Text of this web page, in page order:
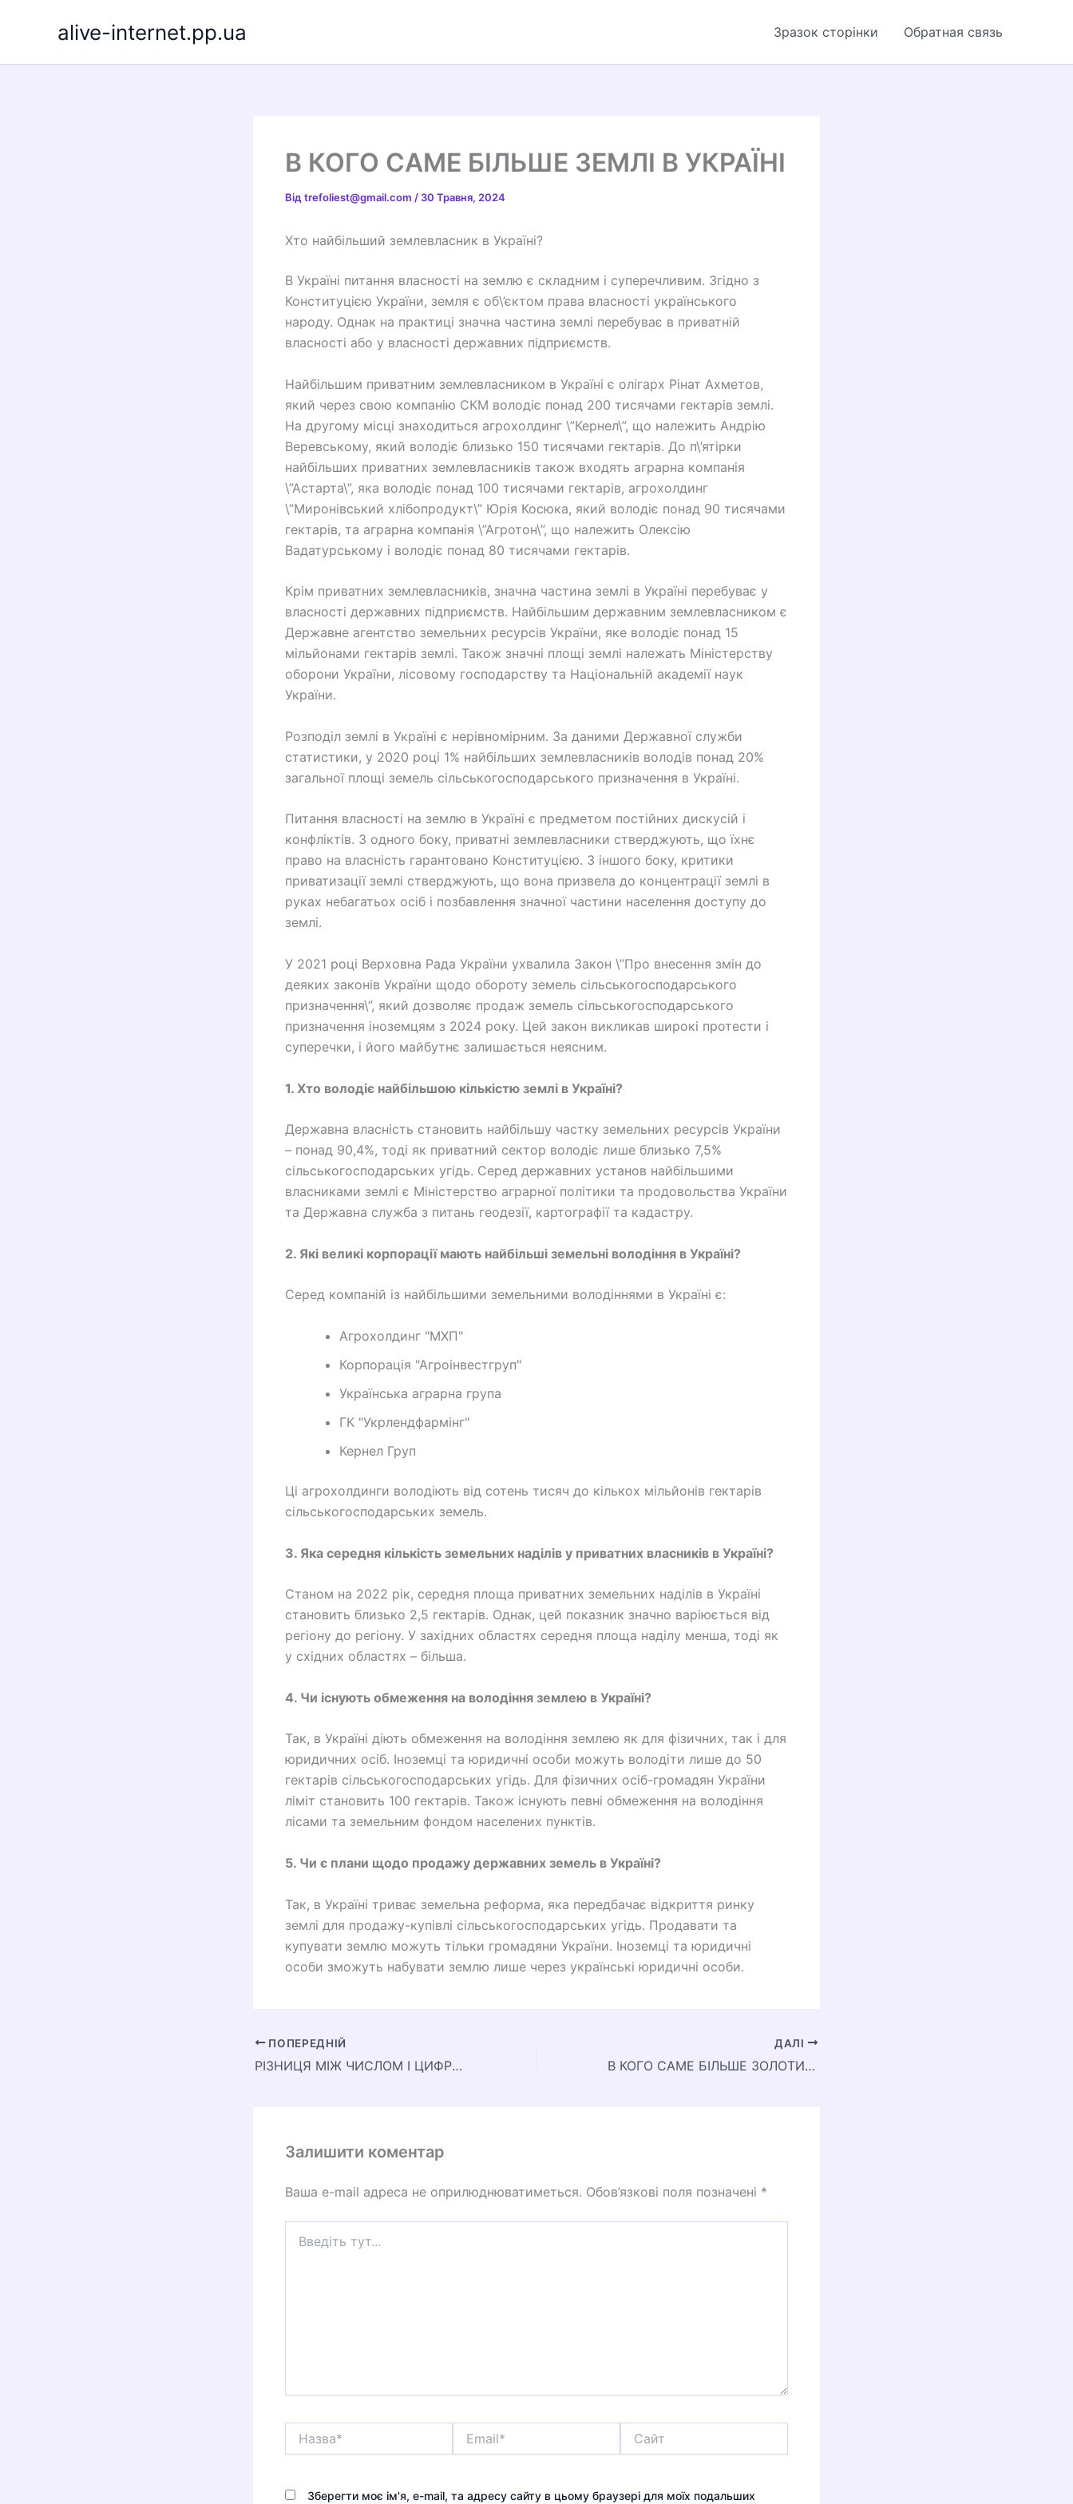
alive-internet.pp.ua Зразок сторінки Обратная связь
В КОГО САМЕ БІЛЬШЕ ЗЕМЛІ В УКРАЇНІ
Від trefoliest@gmail.com / 30 Травня, 2024
Хто найбільший землевласник в Україні?
В Україні питання власності на землю є складним і суперечливим. Згідно з
Конституцією України, земля є об\’єктом права власності українського
народу. Однак на практиці значна частина землі перебуває в приватній
власності або у власності державних підприємств.
Найбільшим приватним землевласником в Україні є олігарх Рінат Ахметов,
який через свою компанію СКМ володіє понад 200 тисячами гектарів землі.
На другому місці знаходиться агрохолдинг \”Кернел\”, що належить Андрію
Веревському, який володіє близько 150 тисячами гектарів. До п\’ятірки
найбільших приватних землевласників також входять аграрна компанія
\”Астарта\”, яка володіє понад 100 тисячами гектарів, агрохолдинг
\”Миронівський хлібопродукт\” Юрія Косюка, який володіє понад 90 тисячами
гектарів, та аграрна компанія \”Агротон\”, що належить Олексію
Вадатурському і володіє понад 80 тисячами гектарів.
Крім приватних землевласників, значна частина землі в Україні перебуває у
власності державних підприємств. Найбільшим державним землевласником є
​​Державне агентство земельних ресурсів України, яке володіє понад 15
мільйонами гектарів землі. Також значні площі землі належать Міністерству
оборони України, лісовому господарству та Національній академії наук
України.
Розподіл землі в Україні є нерівномірним. За даними Державної служби
статистики, у 2020 році 1% найбільших землевласників володів понад 20%
загальної площі земель сільськогосподарського призначення в Україні.
Питання власності на землю в Україні є предметом постійних дискусій і
конфліктів. З одного боку, приватні землевласники стверджують, що їхнє
право на власність гарантовано Конституцією. З іншого боку, критики
приватизації землі стверджують, що вона призвела до концентрації землі в
руках небагатьох осіб і позбавлення значної частини населення доступу до
землі.
У 2021 році Верховна Рада України ухвалила Закон \”Про внесення змін до
деяких законів України щодо обороту земель сільськогосподарського
призначення\”, який дозволяє продаж земель сільськогосподарського
призначення іноземцям з 2024 року. Цей закон викликав широкі протести і
суперечки, і його майбутнє залишається неясним.
1. Хто володіє найбільшою кількістю землі в Україні?
Державна власність становить найбільшу частку земельних ресурсів України
– понад 90,4%, тоді як приватний сектор володіє лише близько 7,5%
сільськогосподарських угідь. Серед державних установ найбільшими
власниками землі є Міністерство аграрної політики та продовольства України
та Державна служба з питань геодезії, картографії та кадастру.
2. Які великі корпорації мають найбільші земельні володіння в Україні?
Серед компаній із найбільшими земельними володіннями в Україні є:
Агрохолдинг "МХП"
Корпорація "Агроінвестгруп"
Українська аграрна група
ГК "Укрлендфармінг"
Кернел Груп
Ці агрохолдинги володіють від сотень тисяч до кількох мільйонів гектарів
сільськогосподарських земель.
3. Яка середня кількість земельних наділів у приватних власників в Україні?
Станом на 2022 рік, середня площа приватних земельних наділів в Україні
становить близько 2,5 гектарів. Однак, цей показник значно варіюється від
регіону до регіону. У західних областях середня площа наділу менша, тоді як
у східних областях – більша.
4. Чи існують обмеження на володіння землею в Україні?
Так, в Україні діють обмеження на володіння землею як для фізичних, так і для
юридичних осіб. Іноземці та юридичні особи можуть володіти лише до 50
гектарів сільськогосподарських угідь. Для фізичних осіб-громадян України
ліміт становить 100 гектарів. Також існують певні обмеження на володіння
лісами та земельним фондом населених пунктів.
5. Чи є плани щодо продажу державних земель в Україні?
Так, в Україні триває земельна реформа, яка передбачає відкриття ринку
землі для продажу-купівлі сільськогосподарських угідь. Продавати та
купувати землю можуть тільки громадяни України. Іноземці та юридичні
особи зможуть набувати землю лише через українські юридичні особи.
ПОПЕРЕДНІЙ
РІЗНИЦЯ МІЖ ЧИСЛОМ І ЦИФРОЮ
ДАЛІ
В КОГО САМЕ БІЛЬШЕ ЗОЛОТИХ М\’ЯЧІВ
Залишити коментар
Ваша e-mail адреса не оприлюднюватиметься. Обов’язкові поля позначені *
тут...
Зберегти моє ім'я, e-mail, та адресу сайту в цьому браузері для моїх подальших